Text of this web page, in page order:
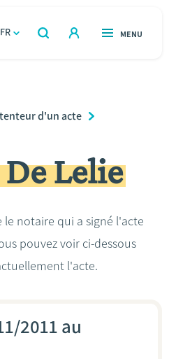
FR
OUVERT
RECHERCHER
OUVERT
MENU
d'un acte
Lelie
notaire qui a signé l'acte
pouvez voir ci-dessous
l'acte.
2011 au